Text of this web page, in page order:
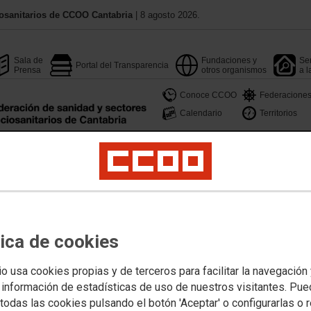
de cookies
usa cookies propias y de terceros para facilitar la navegación
de estadísticas de uso de nuestros visitantes.
las cookies pulsando el botón 'Aceptar' o configurarlas o
de CCOO Cantabria | 8 agosto 2026.
Sala de
Prensa
Portal del Transparencia
Fundaciones y
otros organismos
a
Conoce CCOO
Federaciones
Calendario
Territorios
del SCS mediante
provisionales Médico/a
Primaria.
errores de los listados provisionales